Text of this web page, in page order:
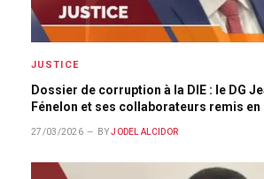
JUSTICE
Dossier de corruption à la DIE : le DG
Fénelon et ses collaborateurs remis
27/03/2026 BY JODEL ALCIDOR